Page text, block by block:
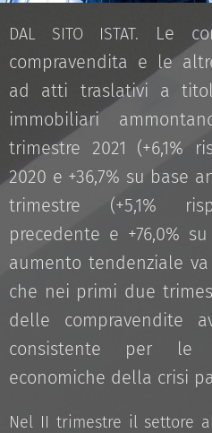
DAL SITO ISTAT.
Le
compravendita e le
ad atti traslativi a
immobiliari
trimestre 2021 (+6,1%
2020 e +36,7% su base
trimestre (+5,1%
precedente e +76,0%
aumento tendenziale
che nei primi due
delle compravendite
consistente per le
economiche della crisi
Nel II trimestre il settore